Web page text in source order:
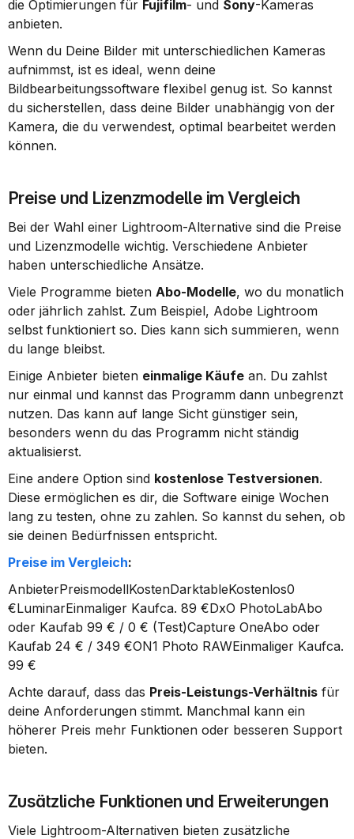
die Optimierungen für Fujifilm- und Sony-Kameras
anbieten.
Wenn du Deine Bilder mit unterschiedlichen Kameras
aufnimmst, ist es ideal, wenn deine
Bildbearbeitungssoftware flexibel genug ist. So kannst
du sicherstellen, dass deine Bilder unabhängig von der
Kamera, die du verwendest, optimal bearbeitet werden
können.
Preise und Lizenzmodelle im Vergleich
Bei der Wahl einer Lightroom-Alternative sind die Preise
und Lizenzmodelle wichtig. Verschiedene Anbieter
haben unterschiedliche Ansätze.
Viele Programme bieten Abo-Modelle, wo du monatlich
oder jährlich zahlst. Zum Beispiel, Adobe Lightroom
selbst funktioniert so. Dies kann sich summieren, wenn
du lange bleibst.
Einige Anbieter bieten einmalige Käufe an. Du zahlst
nur einmal und kannst das Programm dann unbegrenzt
nutzen. Das kann auf lange Sicht günstiger sein,
besonders wenn du das Programm nicht ständig
aktualisierst.
Eine andere Option sind kostenlose Testversionen.
Diese ermöglichen es dir, die Software einige Wochen
lang zu testen, ohne zu zahlen. So kannst du sehen, ob
sie deinen Bedürfnissen entspricht.
Preise im Vergleich:
AnbieterPreismodellKostenDarktableKostenlos0
€LuminarEinmaliger Kaufca. 89 €DxO PhotoLabAbo
oder Kaufab 99 € / 0 € (Test)Capture OneAbo oder
Kaufab 24 € / 349 €ON1 Photo RAWEinmaliger Kaufca.
99 €
Achte darauf, dass das Preis-Leistungs-Verhältnis für
deine Anforderungen stimmt. Manchmal kann ein
höherer Preis mehr Funktionen oder besseren Support
bieten.
Zusätzliche Funktionen und Erweiterungen
Viele Lightroom-Alternativen bieten zusätzliche